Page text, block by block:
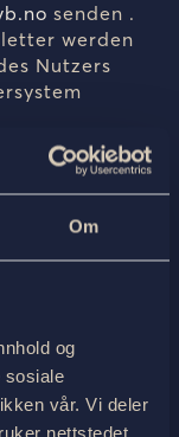
Om
og
sosiale
vår. Vi deler
nettstedet
senden .
werden
Nutzers
zu
Adresse,